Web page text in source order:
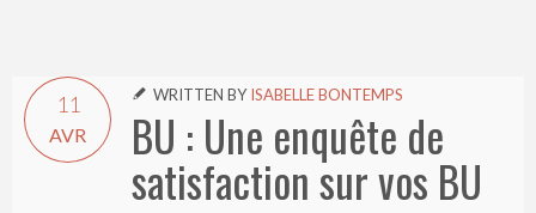
11
AVR
 WRITTEN BYISABELLE BONTEMPS
BU : Une enquête de
satisfaction sur vos BU